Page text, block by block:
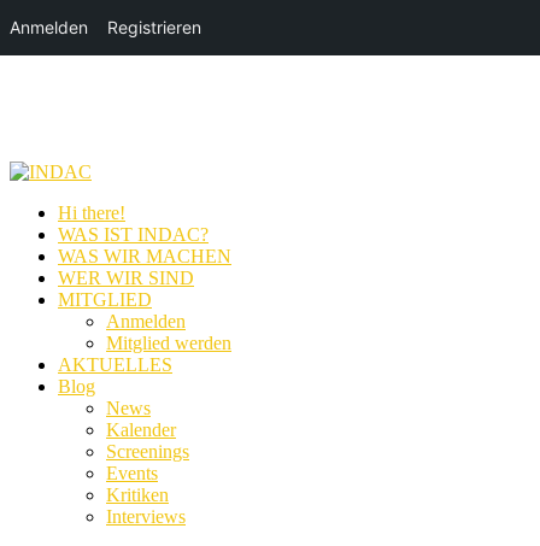
Anmelden Registrieren
Hi there!
WAS IST INDAC?
WAS WIR MACHEN
WER WIR SIND
MITGLIED
Anmelden
Mitglied werden
AKTUELLES
Blog
News
Kalender
Screenings
Events
Kritiken
Interviews